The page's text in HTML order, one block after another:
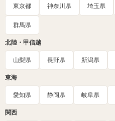
東京都 神奈川県 埼玉県
群馬県
北陸・甲信越
山梨県 長野県 新潟県
東海
愛知県 静岡県 岐阜県
関西